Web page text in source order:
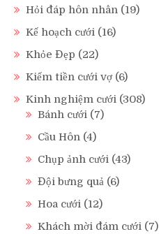
Hỏi đáp hôn nhân (19)
Kế hoạch cưới (16)
Khỏe Đẹp (22)
Kiếm tiền cưới vợ (6)
Kinh nghiệm cưới (308)
Bánh cưới (7)
Cầu Hôn (4)
Chụp ảnh cưới (43)
Đội bưng quả (6)
Hoa cưới (12)
Khách mời đám cưới (7)